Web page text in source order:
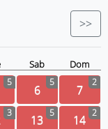
>>
Sab Dom
5 6 5 7 2
3 13 5 14 2